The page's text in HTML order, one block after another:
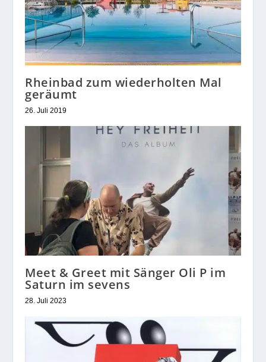
Rheinbad zum wiederholten Mal
geräumt
26. Juli 2019
Meet & Greet mit Sänger Oli P im
Saturn im sevens
28. Juli 2023